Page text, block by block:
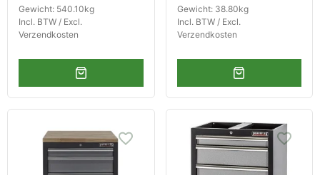
Gewicht: 540.10kg
Incl. BTW / Excl.
Verzendkosten
Gewicht: 38.80kg
Incl. BTW / Excl.
Verzendkosten